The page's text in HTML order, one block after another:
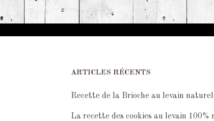
ARTICLES RÉCENTS
Recette de la Brioche au levain naturel
La recette des cookies au levain 100%